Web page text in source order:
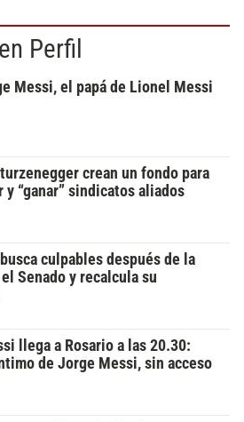
Perfil
Messi, el papá de Lionel Messi
crean un fondo para
y “ganar” sindicatos aliados
busca culpables después de la
Senado y recalcula su
llega a Rosario a las 20.30:
de Jorge Messi, sin acceso